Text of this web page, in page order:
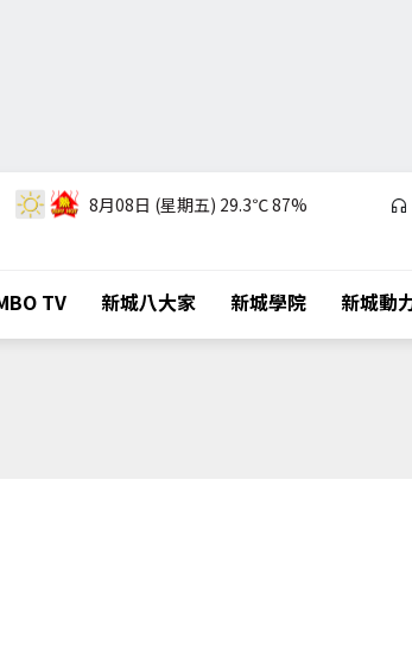
8月08日 (星期五) 29.3℃87%
TV 新城八大家 新城學院 新城動